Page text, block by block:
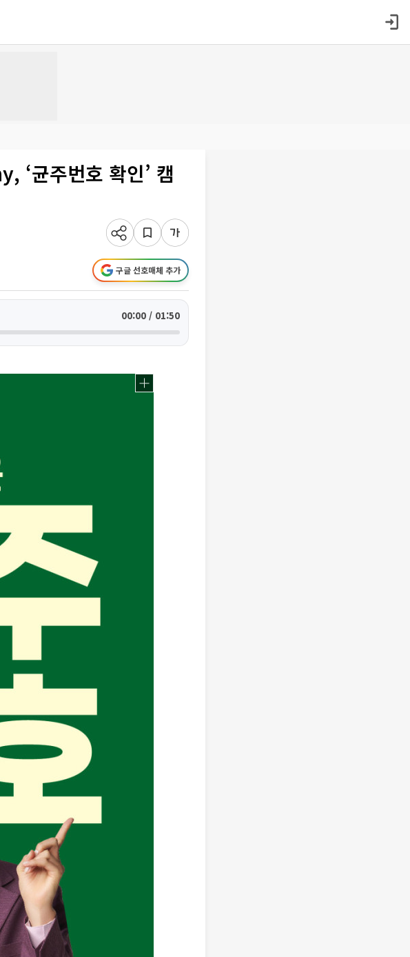
‘균주번호 확인’ 캠
구글 선호매체 추가
00:00 / 01:50